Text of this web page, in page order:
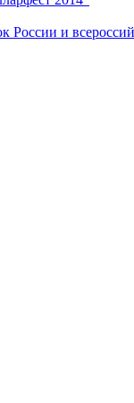
России и